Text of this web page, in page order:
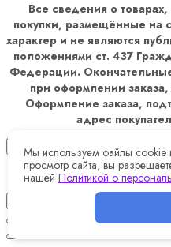
Все сведения о
покупки, размещённые на
характер и не являются
положениями ст. 437
Федерации.
при оформлении
Оформление заказа,
адрес
Мы используем файлы cookie
просмотр сайта, вы
нашей Политикой о